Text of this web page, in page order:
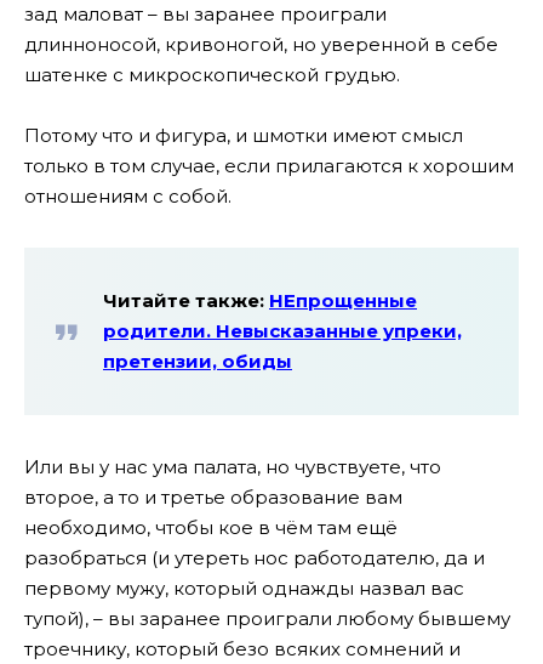
зад маловат – вы заранее проиграли
длинноносой, кривоногой, но уверенной в себе
шатенке с микроскопической грудью.
Потому что и фигура, и шмотки имеют смысл
только в том случае, если прилагаются к хорошим
отношениям с собой.
Читайте также: НЕпрощенные
родители. Невысказанные упреки,
претензии, обиды
Или вы у нас ума палата, но чувствуете, что
второе, а то и третье образование вам
необходимо, чтобы кое в чём там ещё
разобраться (и утереть нос работодателю, да и
первому мужу, который однажды назвал вас
тупой), – вы заранее проиграли любому бывшему
троечнику, который безо всяких сомнений и